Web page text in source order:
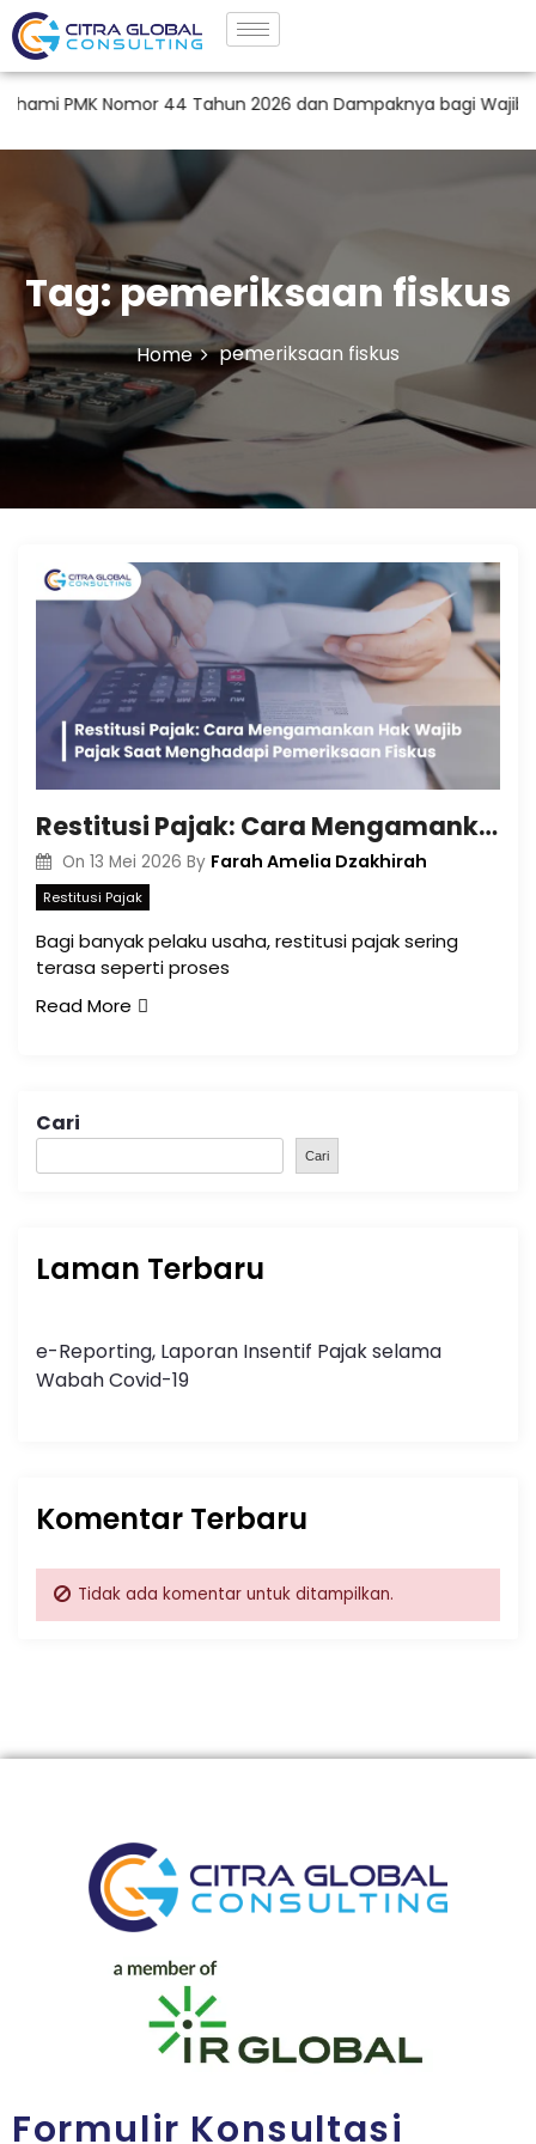
PMK Nomor 44 Tahun 2026 dan Dampaknya bagi Wajib
Tag:pemeriksaan fiskus
Home pemeriksaan fiskus
Restitusi Pajak: Cara Mengamankan Hak Wajib Pajak Saat Menghadapi Pemeriksaan Fiskus
On 13 Mei 2026 By Farah Amelia Dzakhirah
Restitusi Pajak
Bagi banyak pelaku usaha, restitusi pajak sering
terasa seperti proses
Read More
Cari
Cari
Laman Terbaru
e-Reporting, Laporan Insentif Pajak selama
Wabah Covid-19
Komentar Terbaru
Tidak ada komentar untuk ditampilkan.
Formulir Konsultasi